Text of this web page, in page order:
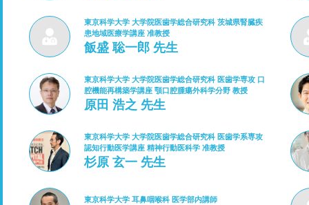
東京科学大学 大学院医歯学総合研究科 茨城県腎臓疾
患地域医療学講座 准教授
飯盛 聡一郎 先生
東京科学大学 大学院医歯学総合研究科 医歯学専攻 口
腔機能再構築学講座 顎口腔腫瘍外科学分野 教授
原田 浩之 先生
東京科学大学 大学院医歯学総合研究科 医歯学系専攻
認知行動医学講座 精神行動医科学 准教授
杉原 玄一 先生
東京科学大学 耳鼻咽喉科 医学部内講師